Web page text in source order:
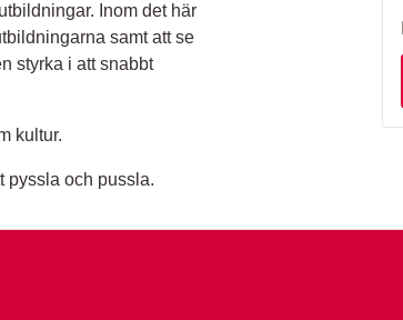
Inom det här
samt att se
styrka i att snabbt
kultur.
pyssla och pussla.